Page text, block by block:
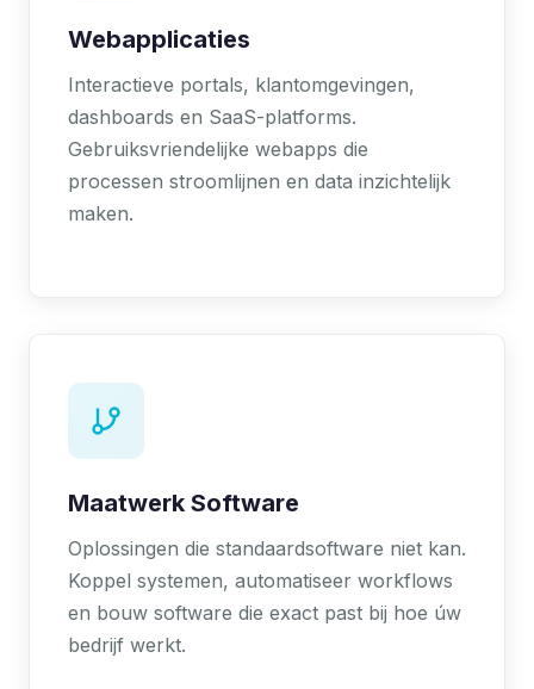
Webapplicaties
Interactieve portals, klantomgevingen,
dashboards en SaaS-platforms.
Gebruiksvriendelijke webapps die
processen stroomlijnen en data inzichtelijk
maken.
Maatwerk Software
Oplossingen die standaardsoftware niet kan.
Koppel systemen, automatiseer workflows
en bouw software die exact past bij hoe úw
bedrijf werkt.